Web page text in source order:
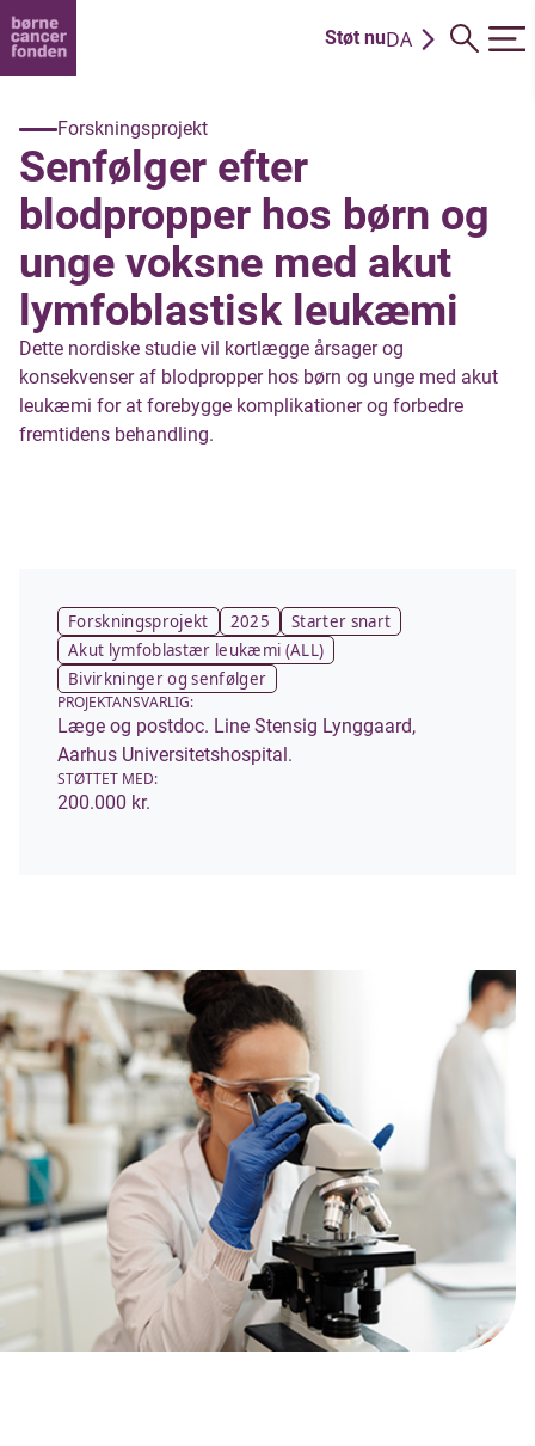
Støt nuDA
Forskningsprojekt
Senfølger efter
blodpropper hos børn og
unge voksne med akut
lymfoblastisk leukæmi
Dette nordiske studie vil kortlægge årsager og
konsekvenser af blodpropper hos børn og unge med akut
leukæmi for at forebygge komplikationer og forbedre
fremtidens behandling.
Forskningsprojekt 2025
Starter snart
Akut lymfoblastær leukæmi (ALL)
Bivirkninger og senfølger
PROJEKTANSVARLIG:
Læge og postdoc. Line Stensig Lynggaard,
Aarhus Universitetshospital.
STØTTET MED:
200.000 kr.